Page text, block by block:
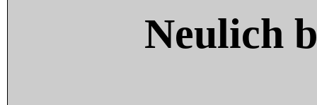
Neulich